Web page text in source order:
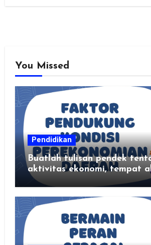
You Missed
Pendidikan
Buatlah tulisan pendek
aktivitas ekonomi, tempat
ekonomi, dan hasil produksi daerah
kalian